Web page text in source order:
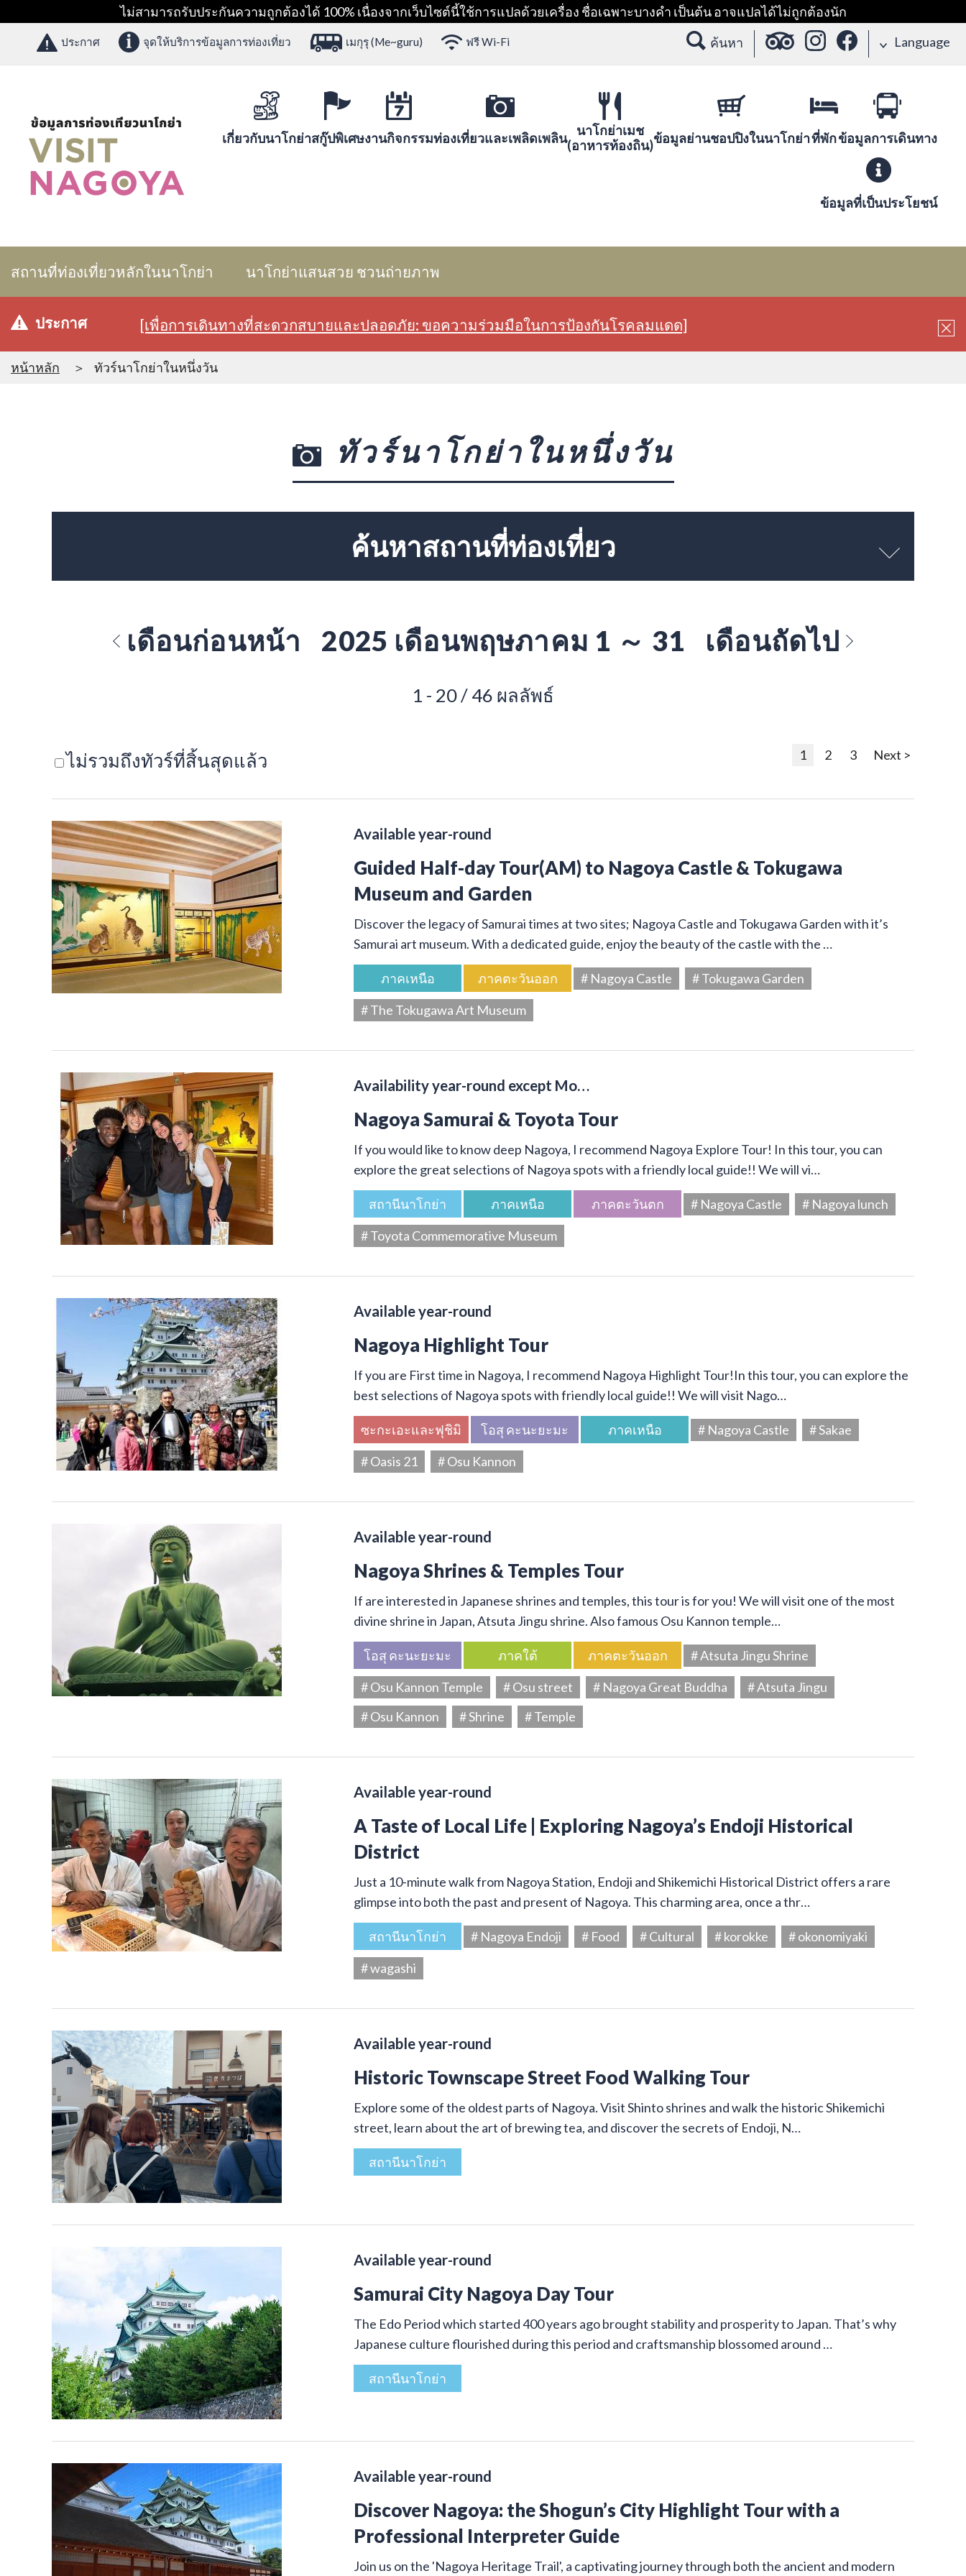
ไม่สามารถรับประกันความถูกต้องได้ 100% เนื่องจากเว็บไซต์นี้ใช้การแปลด้วยเครื่อง ชื่อเฉพาะบางคำ เป็นต้น อาจแปลได้ไม่ถูกต้องนัก
ประกาศ จุดให้บริการข้อมูลการท่องเที่ยว เมกุรุ (Me~guru) ฟรี Wi-Fi ค้นหา Language
เกี่ยวกับนาโกย่าสกู๊ปพิเศษงานกิจกรรมท่องเที่ยวและเพลิดเพลิน
นาโกย่าเมช
(อาหารท้องถิน)ข้อมูลย่านชอปปิงในนาโกย่าที่พักข้อมูลการเดินทาง
ข้อมูลที่เป็นประโยชน์
สถานที่ท่องเที่ยวหลักในนาโกย่า นาโกย่าแสนสวย ชวนถ่ายภาพ
ประกาศ [เพื่อการเดินทางที่สะดวกสบายและปลอดภัย: ขอความร่วมมือในการป้องกันโรคลมแดด]
หน้าหลัก ทัวร์นาโกย่าในหนึ่งวัน
ทัวร์นาโกย่าในหนึ่งวัน
ค้นหาสถานที่ท่องเที่ยว
เดือนก่อนหน้า 2025 เดือนพฤษภาคม 1 ～ 31 เดือนถัดไป
1 - 20 / 46 ผลลัพธ์
ไม่รวมถึงทัวร์ที่สิ้นสุดแล้ว 1 2 3 Next >
Available year-round
Guided Half-day Tour(AM) to Nagoya Castle & Tokugawa
Museum and Garden
Discover the legacy of Samurai times at two sites; Nagoya Castle and Tokugawa Garden with it’s
Samurai art museum. With a dedicated guide, enjoy the beauty of the castle with the …
ภาคเหนือ ภาคตะวันออก # Nagoya Castle
# Tokugawa Garden
# The Tokugawa Art Museum
Availability year-round except Mo…
Nagoya Samurai & Toyota Tour
If you would like to know deep Nagoya, I recommend Nagoya Explore Tour! In this tour, you can
explore the great selections of Nagoya spots with a friendly local guide!! We will vi…
สถานีนาโกย่า ภาคเหนือ ภาคตะวันตก # Nagoya Castle
# Nagoya lunch
# Toyota Commemorative Museum
Available year-round
Nagoya Highlight Tour
If you are First time in Nagoya, I recommend Nagoya Highlight Tour!In this tour, you can explore the
best selections of Nagoya spots with friendly local guide!! We will visit Nago…
ซะกะเอะและฟุชิมิ โอสุ คะนะยะมะ ภาคเหนือ # Nagoya Castle
# Sakae
# Oasis 21
# Osu Kannon
Available year-round
Nagoya Shrines & Temples Tour
If are interested in Japanese shrines and temples, this tour is for you! We will visit one of the most
divine shrine in Japan, Atsuta Jingu shrine. Also famous Osu Kannon temple…
โอสุ คะนะยะมะ ภาคใต้ ภาคตะวันออก
# Atsuta Jingu Shrine
# Osu Kannon Temple
# Osu street # Nagoya Great Buddha
# Atsuta Jingu
# Osu Kannon
# Shrine # Temple
Available year-round
A Taste of Local Life | Exploring Nagoya’s Endoji Historical
District
Just a 10-minute walk from Nagoya Station, Endoji and Shikemichi Historical District offers a rare
glimpse into both the past and present of Nagoya. This charming area, once a thr…
สถานีนาโกย่า # Nagoya Endoji # Food # Cultural # korokke
# okonomiyaki
# wagashi
Available year-round
Historic Townscape Street Food Walking Tour
Explore some of the oldest parts of Nagoya. Visit Shinto shrines and walk the historic Shikemichi
street, learn about the art of brewing tea, and discover the secrets of Endoji, N…
สถานีนาโกย่า
Available year-round
Samurai City Nagoya Day Tour
The Edo Period which started 400 years ago brought stability and prosperity to Japan. That’s why
Japanese culture flourished during this period and craftsmanship blossomed around …
สถานีนาโกย่า
Available year-round
Discover Nagoya: the Shogun’s City Highlight Tour with a
Professional Interpreter Guide
Join us on the 'Nagoya Heritage Trail', a captivating journey through both the ancient and modern